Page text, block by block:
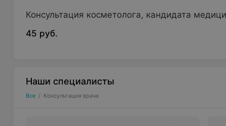
Консультация косметолога, кандидата
45 руб.
Наши специалисты
Все / Консультация врача